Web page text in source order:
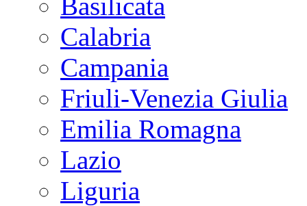
Calabria
Campania
Friuli-Venezia Giulia
Emilia Romagna
Lazio
Liguria